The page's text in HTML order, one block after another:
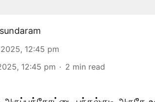
12:45 pm
12:45 pm 2 min read